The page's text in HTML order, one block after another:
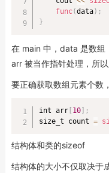
func(data) ;
}
在 main 中，data 是数组
arr 被当作指针处理，所以
要正确获取数组元素个数
int arr[ 10]
;
size_t count =
结构体和类的sizeof
结构体的大小不仅取决于